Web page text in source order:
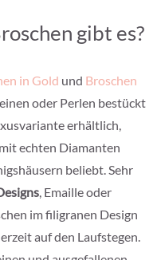
gibt es?
in Gold und Broschen
oder Perlen bestückt
erhältlich,
echten Diamanten
beliebt. Sehr
, Emaille oder
im filigranen Design
auf den Laufstegen.